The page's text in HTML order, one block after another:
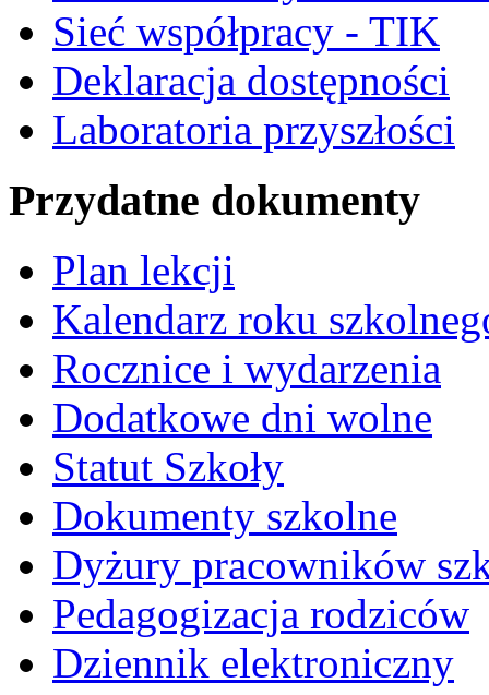
Sieć współpracy - TIK
Deklaracja dostępności
Laboratoria przyszłości
Przydatne dokumenty
Plan lekcji
Kalendarz roku
Rocznice i wydarzenia
Dodatkowe dni wolne
Statut Szkoły
Dokumenty szkolne
Dyżury pracowników
Pedagogizacja rodziców
Dziennik elektroniczny